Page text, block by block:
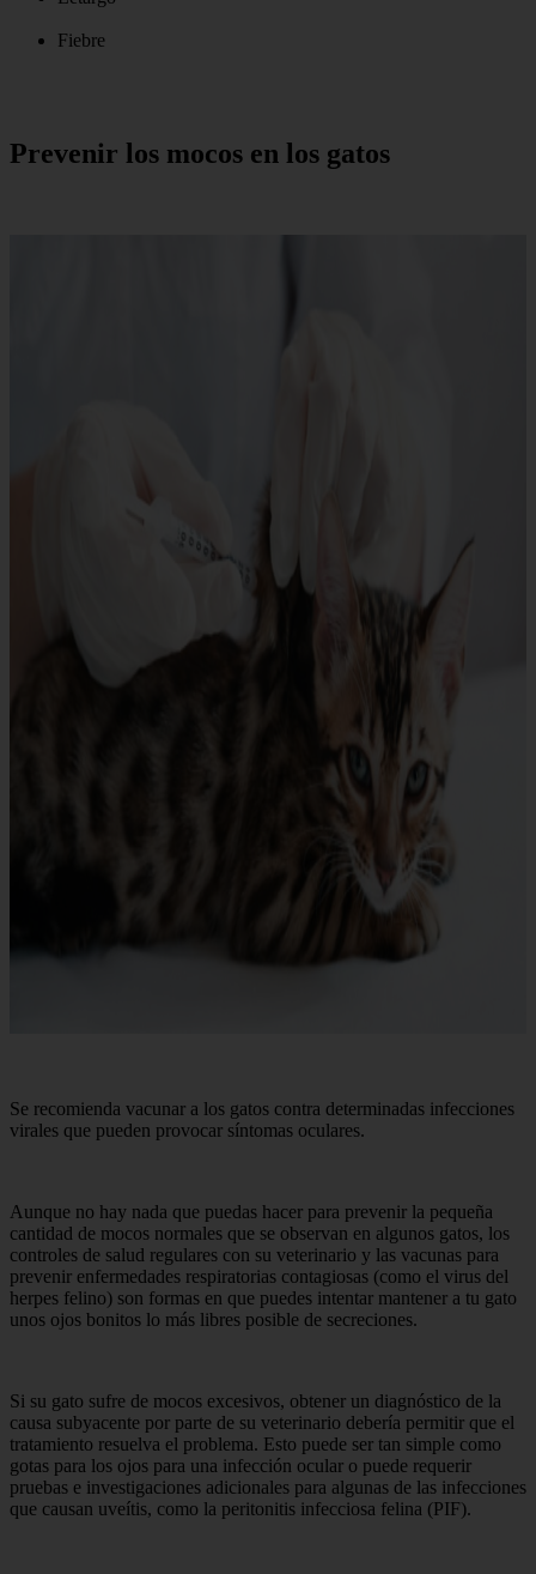
Fiebre
Prevenir los mocos en los gatos
Se recomienda vacunar a los gatos contra determinadas infecciones
virales que pueden provocar síntomas oculares.
Aunque no hay nada que puedas hacer para prevenir la pequeña
cantidad de mocos normales que se observan en algunos gatos, los
controles de salud regulares con su veterinario y las vacunas para
prevenir enfermedades respiratorias contagiosas (como el virus del
herpes felino) son formas en que puedes intentar mantener a tu gato
unos ojos bonitos lo más libres posible de secreciones.
Si su gato sufre de mocos excesivos, obtener un diagnóstico de la
causa subyacente por parte de su veterinario debería permitir que el
tratamiento resuelva el problema. Esto puede ser tan simple como
gotas para los ojos para una infección ocular o puede requerir
pruebas e investigaciones adicionales para algunas de las infecciones
que causan uveítis, como la peritonitis infecciosa felina (PIF).